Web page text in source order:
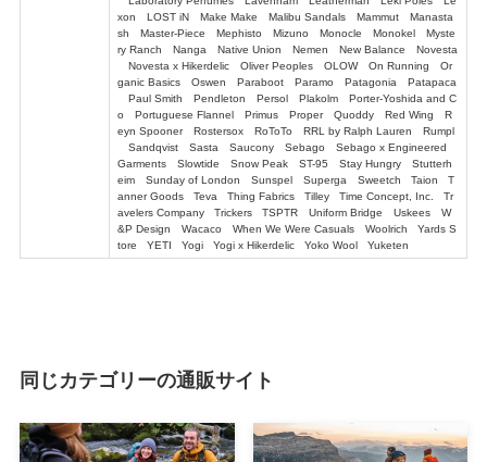
xon LOST iN Make Make Malibu Sandals Mammut Manasta
sh Master-Piece Mephisto Mizuno Monocle Monokel Myste
ry Ranch Nanga Native Union Nemen New Balance Novesta
Novesta x Hikerdelic Oliver Peoples OLOW On Running Or
ganic Basics Oswen Paraboot Paramo Patagonia Patapaca
Paul Smith Pendleton Persol Plakolm Porter-Yoshida and C
o Portuguese Flannel Primus Proper Quoddy Red Wing R
eyn Spooner Rostersox RoToTo RRL by Ralph Lauren Rumpl
Sandqvist Sasta Saucony Sebago Sebago x Engineered
Garments Slowtide Snow Peak ST-95 Stay Hungry Stutterh
eim Sunday of London Sunspel Superga Sweetch Taion T
anner Goods Teva Thing Fabrics Tilley Time Concept, Inc. Tr
avelers Company Trickers TSPTR Uniform Bridge Uskees W
&P Design Wacaco When We Were Casuals Woolrich Yards S
tore YETI Yogi Yogi x Hikerdelic Yoko Wool Yuketen
同じカテゴリーの通販サイト